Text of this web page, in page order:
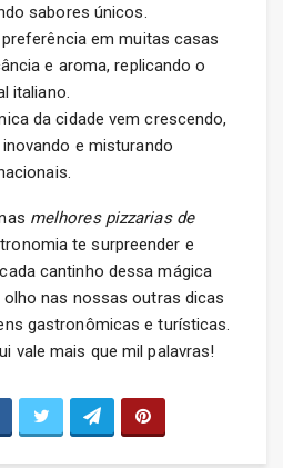
sabores únicos.
em muitas casas
e aroma, replicando o
italiano.
da cidade vem crescendo,
e misturando
melhores pizzarias de
te surpreender e
cantinho dessa mágica
olho nas nossas outras dicas
gastronômicas e turísticas.
vale mais que mil palavras!